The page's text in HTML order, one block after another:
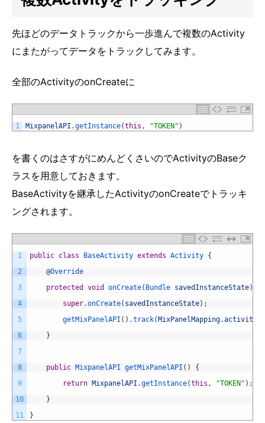
先ほどのデータトラックから一歩進んで複数のActivity
にまたがってデータをトラックしてみます。
全部のActivityのonCreateに
1 MixpanelAPI .getInstance(this , "TOKEN" )
を書くのはさすがにめんどくさいのでActivityのBaseク
ラスを用意しておきます。
BaseActivityを継承したActivityのonCreateでトラッキ
ングされます。
1
2
3
4
5
6
7
8
9
10
11
public class BaseActivity extends Activity {
@Override
protected
void onCreate( Bundle savedInstanceState)
super.onCreate( savedInstanceState) ;
getMixPanelAPI ( ) .track(MixPanelMapping.
}
public MixpanelAPI getMixPanelAPI ( )
{
return MixpanelAPI .getInstance(this , "TOKEN" ) ;
}
}